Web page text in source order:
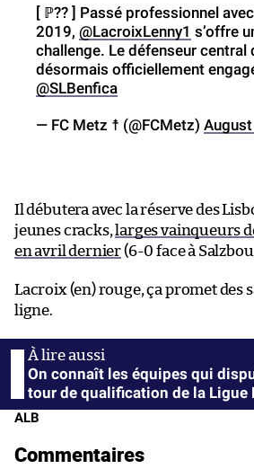
[ ℙ?? ] Passé professionnel
2019, @LacroixLenny1 s’offre
challenge. Le défenseur central
désormais officiellement
@SLBenfica
— FC Metz ☨ (@FCMetz)
Il débutera avec la réserve des
jeunes cracks, larges vainqueurs
en avril dernier(6-0 face à
Lacroix (en) rouge, ça promet des
ligne.
On connaît les équipes qui
tour de qualification de la Ligue
ALB
Commentaires